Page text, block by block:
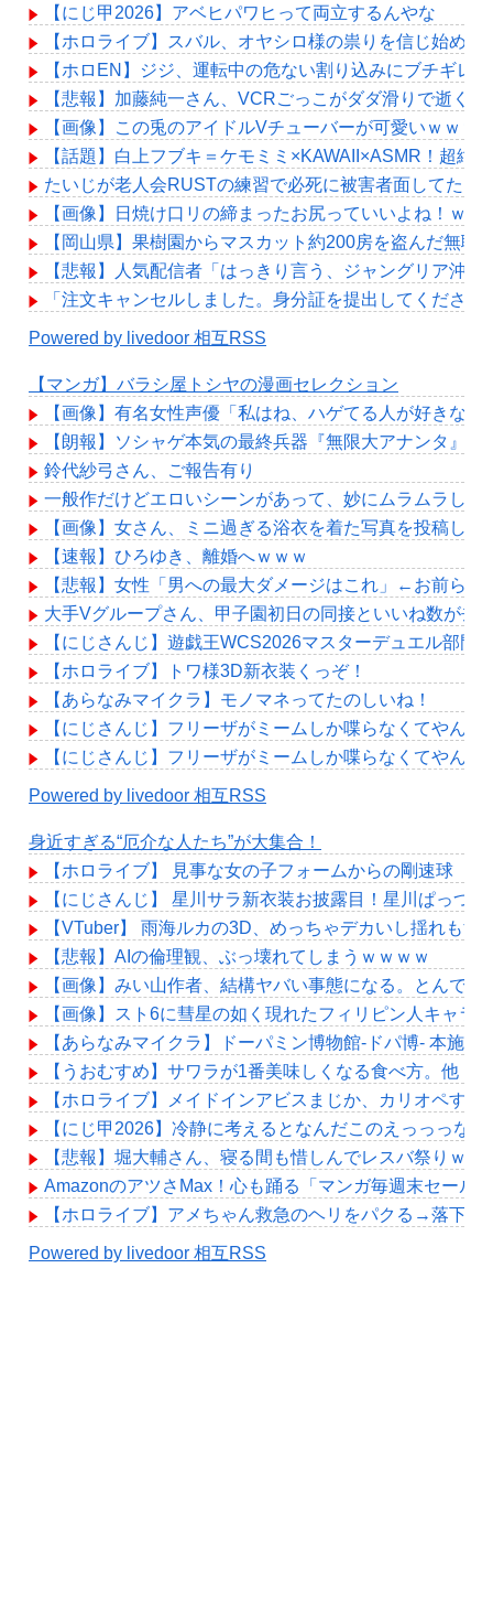
【にじ甲2026】アベヒパワヒって両立するんやな
【ホロライブ】スバル、オヤシロ様の祟りを信じ始める
【ホロEN】ジジ、運転中の危ない割り込みにブチギレ
【悲報】加藤純一さん、VCRごっこがダダ滑りで逝く
【画像】この兎のアイドルVチューバーが可愛いｗｗｗ
【話題】白上フブキ＝ケモミミ×KAWAII×ASMR！超絶
たいじが老人会RUSTの練習で必死に被害者面してたけ
【画像】日焼け口リの締まったお尻っていいよね！ｗｗ
【岡山県】果樹園からマスカット約200房を盗んだ無
【悲報】人気配信者「はっきり言う、ジャングリア沖
「注文キャンセルしました。身分証を提出してくださ
Powered by livedoor 相互RSS
【マンガ】バラシ屋トシヤの漫画セレクション
【画像】有名女性声優「私はね、ハゲてる人が好きなの
【朗報】ソシャゲ本気の最終兵器『無限大アナンタ』
鈴代紗弓さん、ご報告有り
一般作だけどエロいシーンがあって、妙にムラムラして
【画像】女さん、ミニ過ぎる浴衣を着た写真を投稿して
【速報】ひろゆき、離婚へｗｗｗ
【悲報】女性「男への最大ダメージはこれ」←お前ら耐
大手Vグループさん、甲子園初日の同接といいね数が
【にじさんじ】遊戯王WCS2026マスターデュエル部
【ホロライブ】トワ様3D新衣装くっぞ！
【あらなみマイクラ】モノマネってたのしいね！
【にじさんじ】フリーザがミームしか喋らなくてやん
【にじさんじ】フリーザがミームしか喋らなくてやん
Powered by livedoor 相互RSS
身近すぎる“厄介な人たち”が大集合！
【ホロライブ】 見事な女の子フォームからの剛速球
【にじさんじ】 星川サラ新衣装お披露目！星川ぱっつん
【VTuber】 雨海ルカの3D、めっちゃデカいし揺れもす
【悲報】AIの倫理観、ぶっ壊れてしまうｗｗｗｗ
【画像】みい山作者、結構ヤバい事態になる。とんで
【画像】スト6に彗星の如く現れたフィリピン人キャラ
【あらなみマイクラ】ドーパミン博物館-ドパ博- 本施設
【うおむすめ】サワラが1番美味しくなる食べ方。他
【ホロライブ】メイドインアビスまじか、カリオペすげ
【にじ甲2026】冷静に考えるとなんだこのえっっっな
【悲報】堀大輔さん、寝る間も惜しんでレスバ祭りｗ
AmazonのアツさMax！心も踊る「マンガ毎週末セール
【ホロライブ】アメちゃん救急のヘリをパクる→落下【
Powered by livedoor 相互RSS